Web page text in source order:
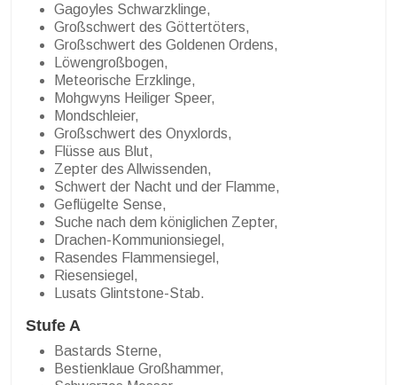
Gagoyles Schwarzklinge,
Großschwert des Göttertöters,
Großschwert des Goldenen Ordens,
Löwengroßbogen,
Meteorische Erzklinge,
Mohgwyns Heiliger Speer,
Mondschleier,
Großschwert des Onyxlords,
Flüsse aus Blut,
Zepter des Allwissenden,
Schwert der Nacht und der Flamme,
Geflügelte Sense,
Suche nach dem königlichen Zepter,
Drachen-Kommunionsiegel,
Rasendes Flammensiegel,
Riesensiegel,
Lusats Glintstone-Stab.
Stufe A
Bastards Sterne,
Bestienklaue Großhammer,